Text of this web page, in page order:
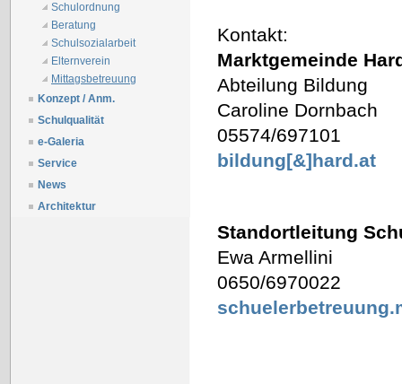
Schulordnung
Beratung
Schulsozialarbeit
Elternverein
Mittagsbetreuung
Konzept / Anm.
Schulqualität
e-Galeria
Service
News
Architektur
Kontakt:
Marktgemeinde
Abteilung Bildung
Caroline Dornbach
05574/697101
bildung[&]hard.at
Standortleitung
Ewa Armellini
0650/6970022